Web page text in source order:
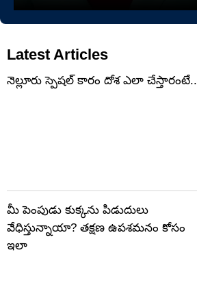
Latest Articles
నెల్లూరు స్పెషల్ కారం దోశ ఎలా చేస్తారంటే..
మీ పెంపుడు కుక్కను పిడుదులు
వేధిస్తున్నాయా? తక్షణ ఉపశమనం కోసం
ఇలా